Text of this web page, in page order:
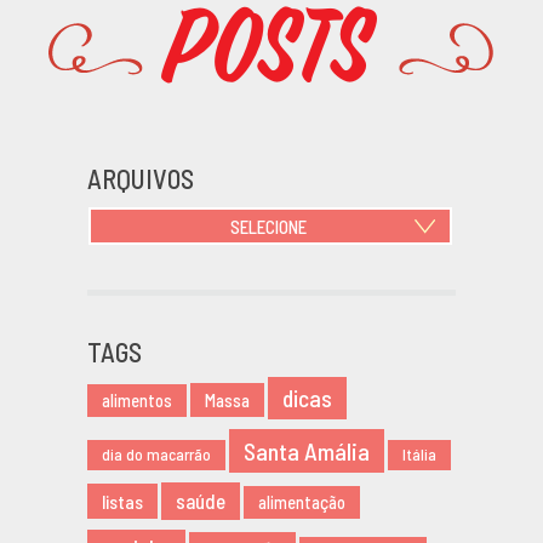
Posts
ARQUIVOS
SELECIONE
NOVEMBRO 2019
AGOSTO 2019
MARÇO 2019
FEVEREIRO 2019
JANEIRO 2019
TAGS
alimentos Massa dicas
dia do macarrão Santa Amália Itália
listas saúde alimentação